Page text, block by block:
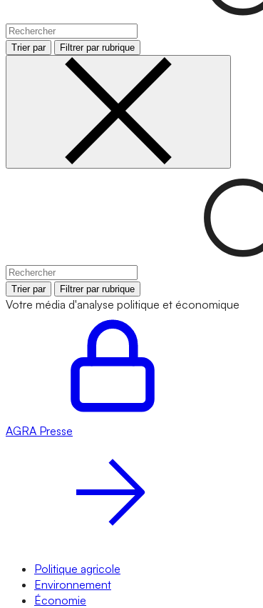
Trier par Filtrer par rubrique
Trier par Filtrer par rubrique
Votre média d'analyse politique et économique
AGRA Presse
Politique agricole
Environnement
Économie